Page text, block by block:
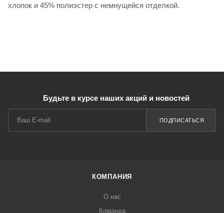
хлопок и 45% полиэстер с немнущейся отделкой.
Будьте в курсе наших акций и новостей
ПОДПИСАТЬСЯ
КОМПАНИЯ
О нас
Команда